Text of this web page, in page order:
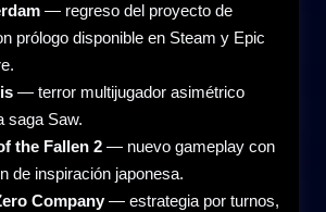
— regreso del proyecto de
prólogo disponible en Steam y Epic
— terror multijugador asimétrico
saga Saw.
the Fallen 2 — nuevo gameplay con
de inspiración japonesa.
Company— estrategia por turnos,